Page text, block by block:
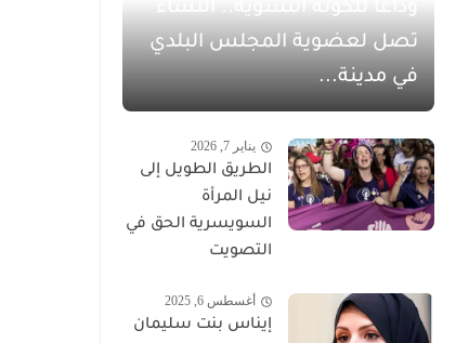
وداعاً للكوتة النسوية.. النساء
تصل لعضوية المجلس البلدي
في مدينة...
يناير 7, 2026
الطريق الطويل إلى
نيل المرأة
السويسرية الحق في
التصويت
أغسطس 6, 2025
إيناس بنت سليمان